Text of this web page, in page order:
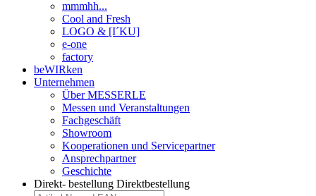
mmmhh...
Cool and Fresh
LOGO & [I´KU]
e-one
factory
beWIRken
Unternehmen
Über MESSERLE
Messen und Veranstaltungen
Fachgeschäft
Showroom
Kooperationen und Servicepartner
Ansprechpartner
Geschichte
Direkt- bestellung Direktbestellung